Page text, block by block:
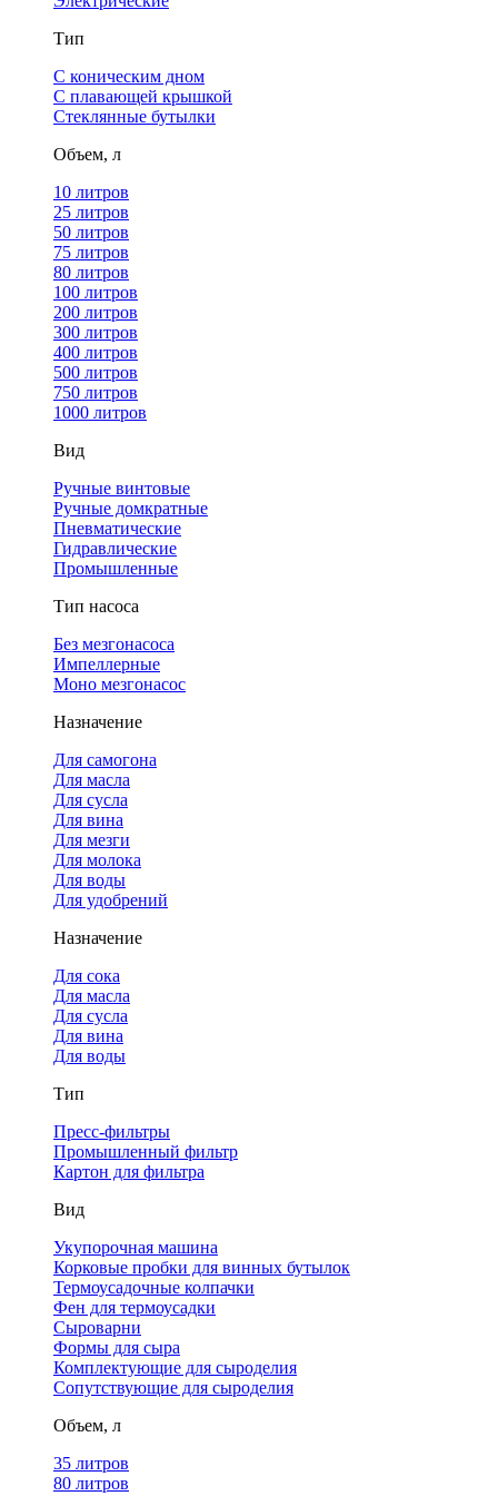
Тип
С коническим дном
С плавающей крышкой
Стеклянные бутылки
Объем, л
10 литров
25 литров
50 литров
75 литров
80 литров
100 литров
200 литров
300 литров
400 литров
500 литров
750 литров
1000 литров
Вид
Ручные винтовые
Ручные домкратные
Пневматические
Гидравлические
Промышленные
Тип насоса
Без мезгонасоса
Импеллерные
Моно мезгонасос
Назначение
Для самогона
Для масла
Для сусла
Для вина
Для мезги
Для молока
Для воды
Для удобрений
Назначение
Для сока
Для масла
Для сусла
Для вина
Для воды
Тип
Пресс-фильтры
Промышленный фильтр
Картон для фильтра
Вид
Укупорочная машина
Корковые пробки для винных бутылок
Термоусадочные колпачки
Фен для термоусадки
Сыроварни
Формы для сыра
Комплектующие для сыроделия
Сопутствующие для сыроделия
Объем, л
35 литров
80 литров